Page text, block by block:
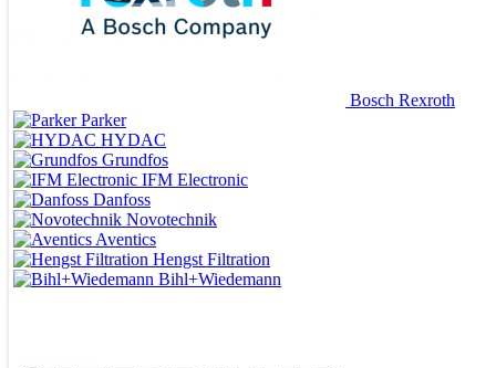
Bosch Rexroth
Parker
HYDAC
Grundfos
IFM Electronic
Danfoss
Novotechnik
Aventics
Hengst Filtration
Bihl+Wiedemann